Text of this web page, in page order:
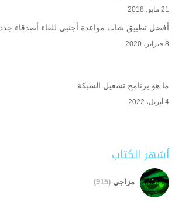
21 مايو، 2018
أفضل تطبيق شات مواعدة أجنبي للقاء أصدقاء جدد
8 فبراير، 2020
ما هو برنامج تشغيل الشبكة
4 أبريل، 2022
أشهر الكتاب
مزاجي (915)